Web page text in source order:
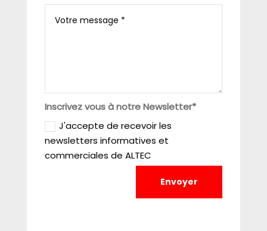
Inscrivez vous à notre Newsletter*
J'accepte de recevoir les
newsletters informatives et
commerciales de ALTEC
Envoyer